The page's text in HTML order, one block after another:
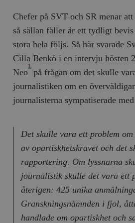
Chefer på SVT och SR menar
så sällan fäller är ett tydligt
stora hela följs. Så här svarade
Cilla Benkö i en intervju hösten
Neo
1
på frågan om det skulle
journalistiken om en
journalisterna sympatiserade
Det skulle vara ett problem
av opartiskhetskravet och det
rapportering. Om lyssnarna
journalistik skulle det vara ett
återigen: 425 unika
Granskningsnämnden i fjol,
handlade om opartiskhet och